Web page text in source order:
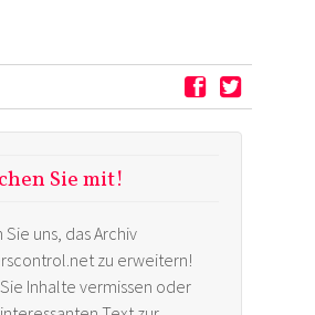
Sie mit!
Sie uns, das Archiv
zu erweitern!
Inhalte vermissen oder